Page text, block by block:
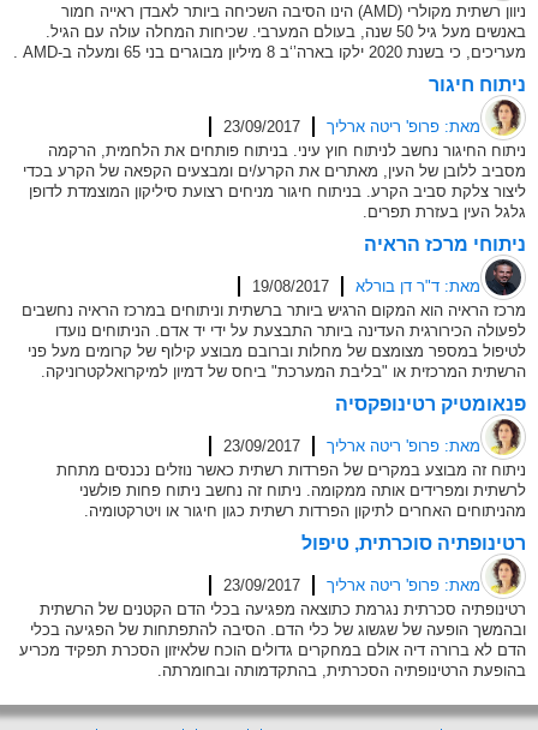
ניוון רשתית מקולרי (AMD) הינו הסיבה השכיחה ביותר לאבדן ראייה חמור
באנשים מעל גיל 50 שנה, בעולם המערבי. שכיחות המחלה עולה עם הגיל.
מעריכים, כי בשנת 2020 ילקו בארה’‘ב 8 מיליון מבוגרים בני 65 ומעלה ב-AMD .
ניתוח חיגור
מאת: פרופ' ריטה ארליך
23/09/2017
ניתוח החיגור נחשב לניתוח חוץ עיני. בניתוח פותחים את הלחמית, הרקמה
מסביב ללובן של העין, מאתרים את הקרע/ים ומבצעים הקפאה של הקרע בכדי
ליצור צלקת סביב הקרע. בניתוח חיגור מניחים רצועת סיליקון המוצמדת לדופן
גלגל העין בעזרת תפרים.
ניתוחי מרכז הראיה
מאת: ד"ר דן בורלא
19/08/2017
מרכז הראיה הוא המקום הרגיש ביותר ברשתית וניתוחים במרכז הראיה נחשבים
לפעולה הכירורגית העדינה ביותר התבצעת על ידי יד אדם. הניתוחים נועדו
לטיפול במספר מצומצם של מחלות וברובם מבוצע קילוף של קרומים מעל פני
הרשתית המרכזית או "בליבת המערכת" ביחס של דמיון למיקרואלקטרוניקה.
פנאומטיק רטינופקסיה
מאת: פרופ' ריטה ארליך
23/09/2017
ניתוח זה מבוצע במקרים של הפרדות רשתית כאשר נוזלים נכנסים מתחת
לרשתית ומפרידים אותה ממקומה. ניתוח זה נחשב ניתוח פחות פולשני
מהניתוחים האחרים לתיקון הפרדות רשתית כגון חיגור או ויטרקטומיה.
רטינופתיה סוכרתית, טיפול
מאת: פרופ' ריטה ארליך
23/09/2017
רטינופתיה סכרתית נגרמת כתוצאה מפגיעה בכלי הדם הקטנים של הרשתית
ובהמשך הופעה של שגשוג של כלי הדם. הסיבה להתפתחות של הפגיעה בכלי
הדם לא ברורה דיה אולם במחקרים גדולים הוכח שלאיזון הסכרת תפקיד מכריע
בהופעת הרטינופתיה הסכרתית, בהתקדמותה ובחומרתה.